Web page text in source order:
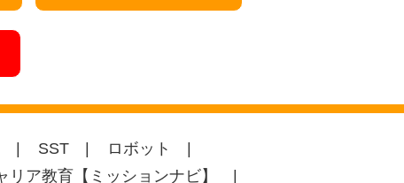
SST
ロボット
リア教育【ミッションナビ】